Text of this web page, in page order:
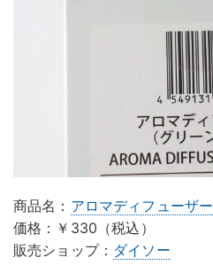
商品名： アロマディフューザー
価格：￥330（税込）
販売ショップ： ダイソー